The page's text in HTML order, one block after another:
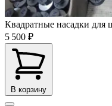
Квадратные насадки
5 500 ₽
В корзину